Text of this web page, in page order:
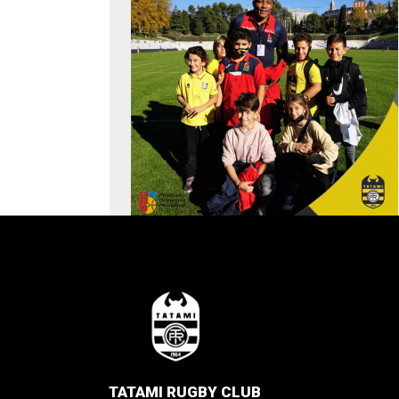
LA FUNDACIÓN TRINIDAD ALFONSO
apoya al RUGBY TURIA para la
temporada 2022-23
LA FUNDACIÓN TRINIDAD ALFONSO
apoya al RUGBY TURIA para la temporada
2022-23 La Fundación Trinidad Alfonso
hizo pública el pasado Leer más »
pasado domingo, la selección de XV de los
leones disputaba un
TATAMI RUGBY CLUB